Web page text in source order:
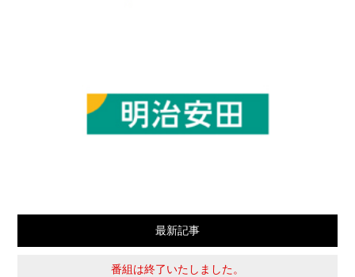
最新記事
番組は終了いたしました。